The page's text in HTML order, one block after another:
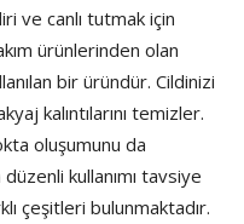
ve canlı tutmak için
ürünlerinden olan
bir üründür. Cildinizi
kalıntılarını temizler.
oluşumunu da
kullanımı tavsiye
çeşitleri bulunmaktadır.